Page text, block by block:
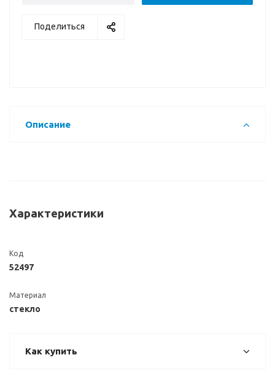
Поделиться
Описание
Характеристики
Код
52497
Материал
стекло
Как купить